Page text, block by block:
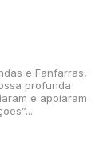
e Fanfarras,
profunda
e apoiaram